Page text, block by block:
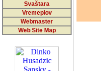
Svaštara
Vremeplov
Webmaster
Web Site Map